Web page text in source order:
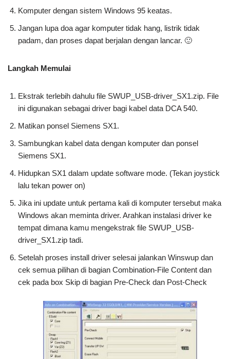
Komputer dengan sistem Windows 95 keatas.
Jangan lupa doa agar komputer tidak hang, listrik tidak
padam, dan proses dapat berjalan dengan lancar. 🙂
Langkah Memulai
Ekstrak terlebih dahulu file SWUP_USB-driver_SX1.zip. File
ini digunakan sebagai driver bagi kabel data DCA 540.
Matikan ponsel Siemens SX1.
Sambungkan kabel data dengan komputer dan ponsel
Siemens SX1.
Hidupkan SX1 dalam update software mode. (Tekan joystick
lalu tekan power on)
Jika ini update untuk pertama kali di komputer tersebut maka
Windows akan meminta driver. Arahkan instalasi driver ke
tempat dimana kamu mengekstrak file SWUP_USB-
driver_SX1.zip tadi.
Setelah proses install driver selesai jalankan Winswup dan
cek semua pilihan di bagian Combination-File Content dan
cek pada box Skip di bagian Pre-Check dan Post-Check